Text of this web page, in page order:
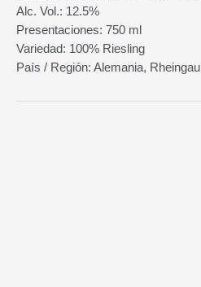
Alc. Vol.: 12.5%
Presentaciones: 750 ml
Variedad: 100% Riesling
País / Región: Alemania, Rheingau